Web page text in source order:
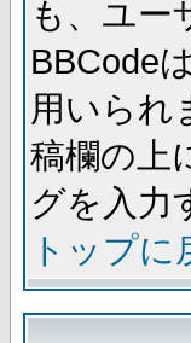
も、ユー
BBCode
用いられ
稿欄の上
グを入力
トップに